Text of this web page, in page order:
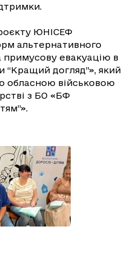
ЮНІСЕФ
альтернативного
примусову евакуацію в
догляд”», який
обласною військовою
з БО «БФ